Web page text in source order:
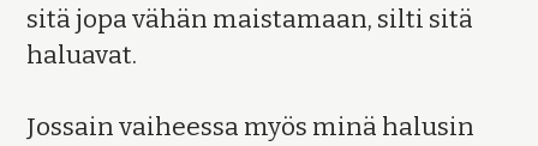
sitä jopa vähän maistamaan, silti sitä
haluavat.
Jossain vaiheessa myös minä halusin